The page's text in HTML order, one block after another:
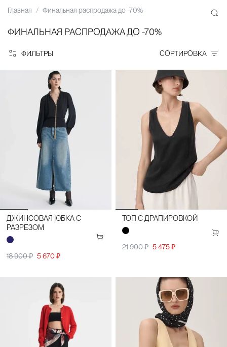
Главная Финальная распродажа до -70%
ФИНАЛЬНАЯ РАСПРОДАЖА ДО -70%
ФИЛЬТРЫ СОРТИРОВКА
ДЖИНСОВАЯ ЮБКА С
РАЗРЕЗОМ
18 900 ₽ 5 670 ₽
ТОП С ДРАПИРОВКОЙ
21 900 ₽ 5 475 ₽